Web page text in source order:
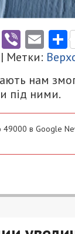
WhatsApp
Viber
| Метки:
нам
під ними.
в Google